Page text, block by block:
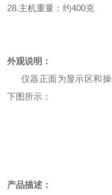
28.主机重量：约400克
外观说明：
仪器正面为显示区和
下图所示：
产品描述 ：